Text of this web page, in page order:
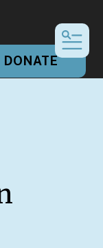
DONATE